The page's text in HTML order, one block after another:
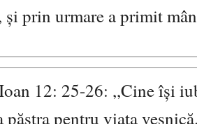
prin urmare a primit
12: 25-26: ,,Cine îşi
pentru viaţa